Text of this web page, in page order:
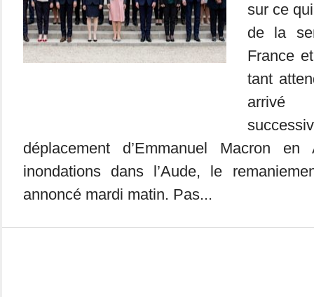
sur ce
de la
France
tant
déplacement d’Emmanuel Macron
inondations dans l’Aude, le
annoncé mardi matin. Pas...